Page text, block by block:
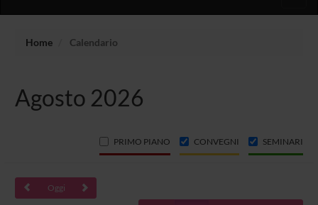
Home Calendario
Agosto 2026
PRIMO PIANO CONVEGNI SEMINARI
Oggi